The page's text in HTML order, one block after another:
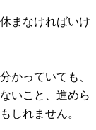
まなければいけ
かっていても、
いこと、進めら
しれません。